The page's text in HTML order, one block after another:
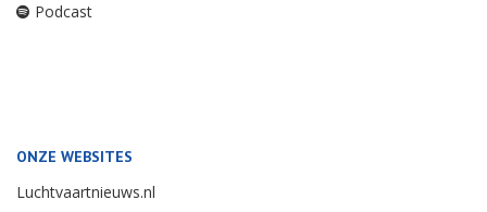
Podcast
ONZE WEBSITES
Luchtvaartnieuws.nl